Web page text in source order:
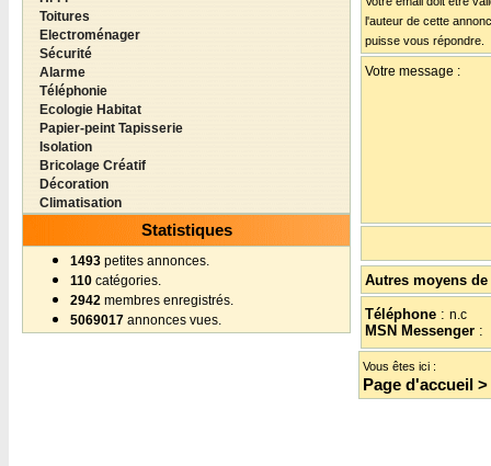
Toitures
Electroménager
Sécurité
Alarme
Téléphonie
Ecologie Habitat
Papier-peint Tapisserie
Isolation
Bricolage Créatif
Décoration
Climatisation
Statistiques
1493 petites annonces.
110 catégories.
2942 membres enregistrés.
5069017 annonces vues.
l'auteur de cette
puisse vous répondre.
Votre message :
Autres moyens
Téléphone : n.c
MSN Messenger :
Vous êtes ici :
Page d'accueil >